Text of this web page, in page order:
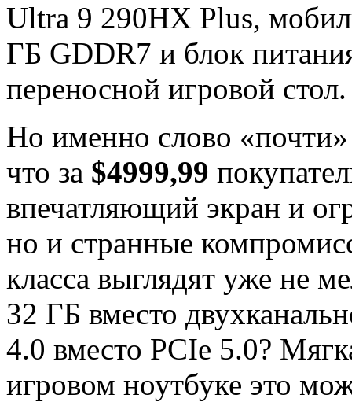
Ultra 9 290HX Plus,
ГБ GDDR7 и блок
переносной игровой стол.
Но именно слово
что за $4999,99
впечатляющий экран и
но и странные
класса выглядят уже не
32 ГБ вместо
4.0 вместо PCIe 5.0?
игровом ноутбуке это